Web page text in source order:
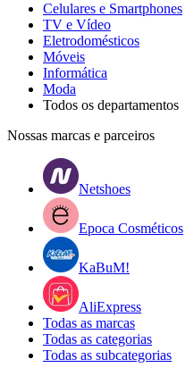
Celulares e Smartphones
TV e Vídeo
Eletrodomésticos
Móveis
Informática
Moda
Todos os departamentos
Nossas marcas e parceiros
Netshoes
Epoca Cosméticos
KaBuM!
AliExpress
Todas as marcas
Todas as categorias
Todas as subcategorias